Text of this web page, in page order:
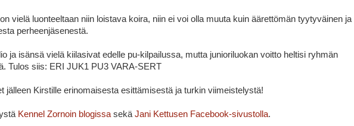
vielä luonteeltaan niin loistava koira, niin ei voi olla muuta kuin äärettömän tyytyväinen ja
perheenjäsenestä.
ja isänsä vielä kiilasivat edelle pu-kilpailussa, mutta junioriluokan voitto heltisi ryhmän
Tulos siis: ERI JUK1 PU3 VARA-SERT
jälleen Kirstille erinomaisesta esittämisestä ja turkin viimeistelystä!
Kennel Zornoin blogissasekä Jani Kettusen Facebook-sivustolla.